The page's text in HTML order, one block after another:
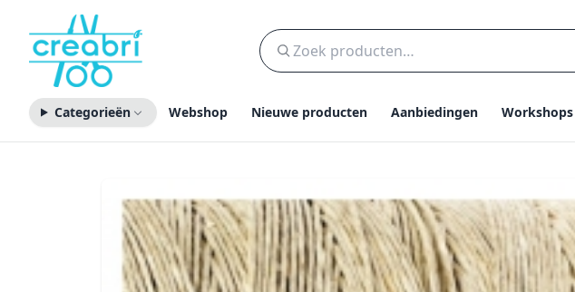
Categorieën Webshop Nieuwe producten Aanbiedingen